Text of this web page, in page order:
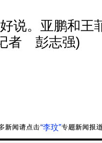
。亚鹏和王
者 彭志强)
“李玟”